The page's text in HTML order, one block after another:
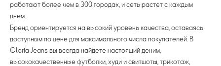
работают более чем в 300 городах, и сеть растет с каждым
днем.
Бренд ориентируется на высокий уровень качества, оставаясь
доступным по цене для максимального числа покупателей. В
Gloria Jeans вы всегда найдете настоящий деним,
высококачественные футболки, худи и свитшоты, трикотаж,